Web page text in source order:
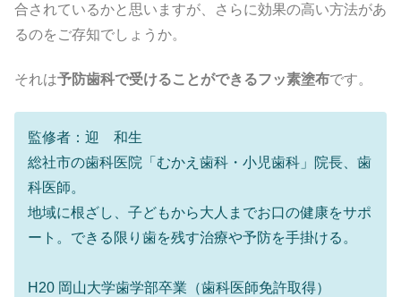
合されているかと思いますが、さらに効果の高い方法があ
るのをご存知でしょうか。
それは予防歯科で受けることができるフッ素塗布です。
監修者：迎 和生
総社市の歯科医院「むかえ歯科・小児歯科」院長、歯
科医師。
地域に根ざし、子どもから大人までお口の健康をサポ
ート。できる限り歯を残す治療や予防を手掛ける。
H20 岡山大学歯学部卒業（歯科医師免許取得）